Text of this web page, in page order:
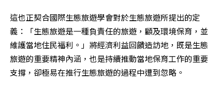
這也正契合國際生態旅遊學會對於生態旅遊所提出的定
義：「生態旅遊是一種負責任的旅遊，顧及環境保育，並
維護當地住民福利。」將經濟利益回饋造訪地，既是生態
旅遊的重要精神內涵，也是持續推動當地保育工作的重要
支撐，卻極易在推行生態旅遊的過程中遭到忽略。